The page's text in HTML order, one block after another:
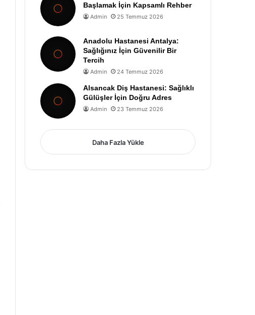
Başlamak İçin Kapsamlı Rehber
Admin 25 Temmuz 2026
Anadolu Hastanesi Antalya:
Sağlığınız İçin Güvenilir Bir
Tercih
Admin 24 Temmuz 2026
Alsancak Diş Hastanesi: Sağlıklı
Gülüşler İçin Doğru Adres
Admin 23 Temmuz 2026
Daha Fazla Yükle